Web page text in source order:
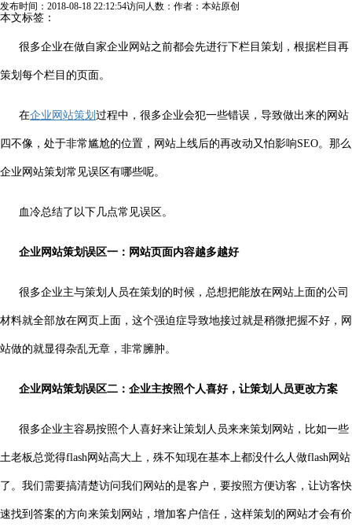
发布时间：2018-08-18 22:12:54访问人数： 作者：本站原创
本文标签：
很多企业在做自家企业网站之前都会先进行下栏目策划，根据栏目再
策划每个栏目的页面。
在企业网站策划 过程中，很多企业会犯一些错误，导致做出来的网站
四不像，处于非常尴尬的位置，网站上线后的再改动又怕影响SEO。那么
企业网站策划常见误区有哪些呢。
血冷总结了以下几点常见误区。
企业网站策划误区一： 网站页面内容越多越好
很多企业主与策划人员在策划的时候，总想把能放在网站上面的公司
材料就全部放在网页上面，这个强迫症导致地接过就是稍微把握不好，网
站做的就显得杂乱无章，非常臃肿。
企业网站策划误区二： 企业主按照个人喜好，让策划人员更改方案
很多企业主容易按照个人喜好来让策划人员来来策划网站，比如一些
土老板总觉得flash网站高大上，殊不知现在基本上都没什么人做flash网站
了。我们需要搞清楚访问我们网站的是客户，要按照方便访客，让访客快
速找到答案的方向来策划网站，增加客户信任，这样策划的网站才会有价